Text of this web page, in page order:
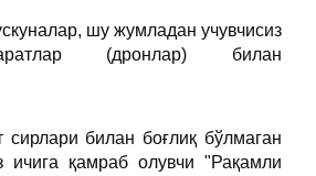
шу жумладан учувчисиз
(дронлар) билан
сирлари билан боғлиқ бўлмаган
ичига қамраб олувчи "Рақамли